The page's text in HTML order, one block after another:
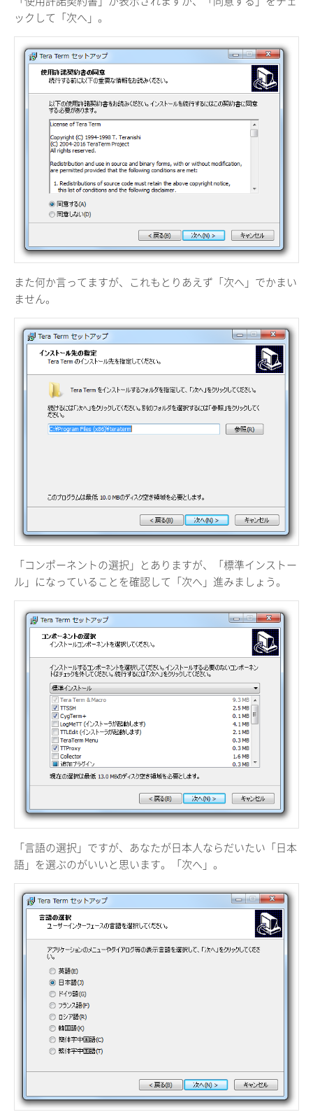
ックして「次へ」。
また何か言ってますが、これもとりあえず「次へ」でかまい
ません。
「コンポーネントの選択」とありますが、「標準インストー
ル」になっていることを確認して「次へ」進みましょう。
「言語の選択」ですが、あなたが日本人ならだいたい「日本
語」を選ぶのがいいと思います。「次へ」。